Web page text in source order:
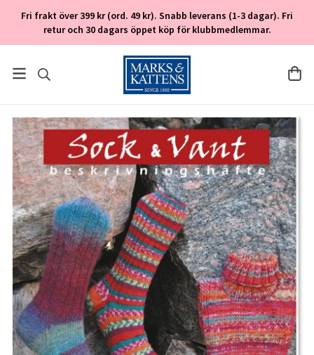
Fri frakt över 399 kr (ord. 49 kr). Snabb leverans (1-3 dagar). Fri
retur och 30 dagars öppet köp för klubbmedlemmar.